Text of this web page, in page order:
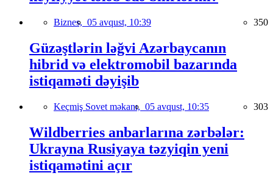
Biznes, 05 avqust, 10:39 350
Güzəştlərin ləğvi Azərbaycanın
hibrid və elektromobil bazarında
istiqaməti dəyişib
Keçmiş Sovet məkanı, 05 avqust, 10:35 303
Wildberries anbarlarına zərbələr:
Ukrayna Rusiyaya təzyiqin yeni
istiqamətini açır